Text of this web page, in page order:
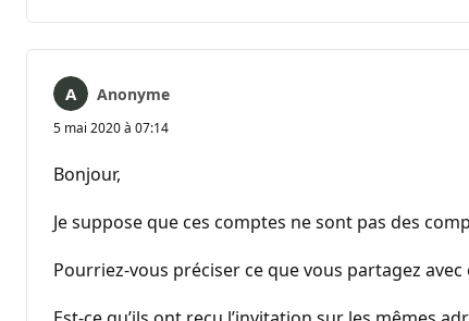
Anonyme
5 mai 2020 à 07:14
Bonjour,
Je suppose que ces comptes ne sont pas des
Pourriez-vous préciser ce que vous partagez